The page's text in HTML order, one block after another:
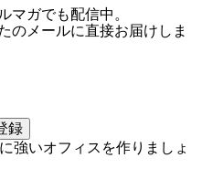
マガでも配信中。
のメールに直接お届けしま
強いオフィスを作りましょ